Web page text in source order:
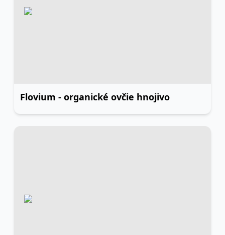
Flovium - organické ovčie hnojivo